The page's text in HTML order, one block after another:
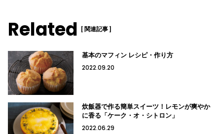
Related [ 関連記事 ]
基本のマフィン レシピ・作り方
2022.09.20
炊飯器で作る簡単スイーツ！レモンが爽やか
に香る「ケーク・オ・シトロン」
2022.06.29